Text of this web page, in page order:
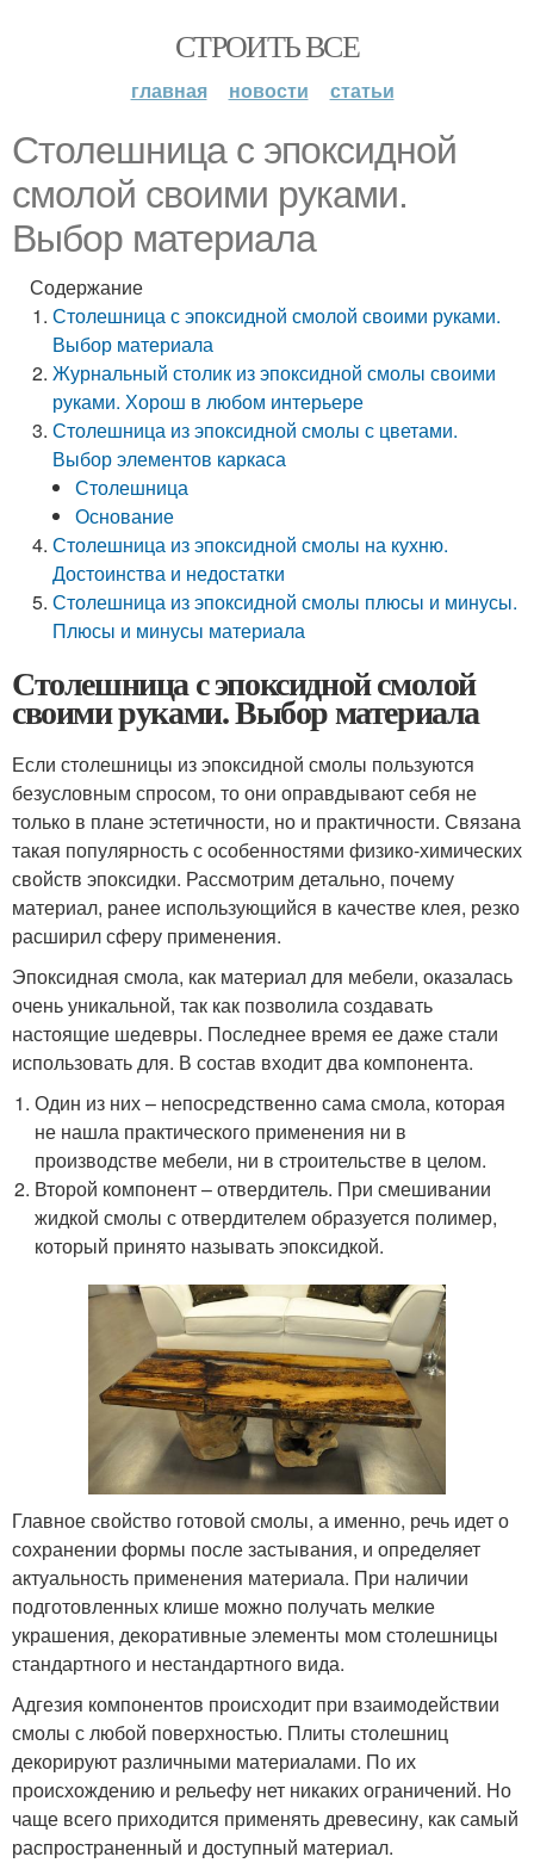
СТРОИТЬ ВСЕ
главная новости статьи
Столешница с эпоксидной
смолой своими руками.
Выбор материала
Содержание
Столешница с эпоксидной смолой своими руками.
Выбор материала
Журнальный столик из эпоксидной смолы своими
руками. Хорош в любом интерьере
Столешница из эпоксидной смолы с цветами.
Выбор элементов каркаса
Столешница
Основание
Столешница из эпоксидной смолы на кухню.
Достоинства и недостатки
Столешница из эпоксидной смолы плюсы и минусы.
Плюсы и минусы материала
Столешница с эпоксидной смолой
своими руками. Выбор материала
Если столешницы из эпоксидной смолы пользуются
безусловным спросом, то они оправдывают себя не
только в плане эстетичности, но и практичности. Связана
такая популярность с особенностями физико-химических
свойств эпоксидки. Рассмотрим детально, почему
материал, ранее использующийся в качестве клея, резко
расширил сферу применения.
Эпоксидная смола, как материал для мебели, оказалась
очень уникальной, так как позволила создавать
настоящие шедевры. Последнее время ее даже стали
использовать для. В состав входит два компонента.
Один из них – непосредственно сама смола, которая
не нашла практического применения ни в
производстве мебели, ни в строительстве в целом.
Второй компонент – отвердитель. При смешивании
жидкой смолы с отвердителем образуется полимер,
который принято называть эпоксидкой.
Главное свойство готовой смолы, а именно, речь идет о
сохранении формы после застывания, и определяет
актуальность применения материала. При наличии
подготовленных клише можно получать мелкие
украшения, декоративные элементы мом столешницы
стандартного и нестандартного вида.
Адгезия компонентов происходит при взаимодействии
смолы с любой поверхностью. Плиты столешниц
декорируют различными материалами. По их
происхождению и рельефу нет никаких ограничений. Но
чаще всего приходится применять древесину, как самый
распространенный и доступный материал.